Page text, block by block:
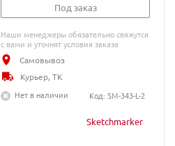
Sketchmarker
Под заказ
Наши менеджеры обязательно свяжутся
с вами и уточнят условия заказа
Самовывоз
Курьер, ТК
Нет в наличии
Код: SM-343-L-2